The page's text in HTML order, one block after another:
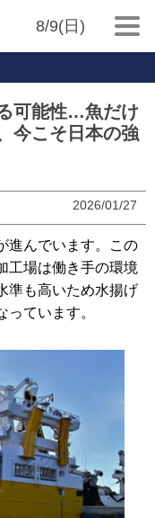
8/9(日)
可能性…魚だけ
今こそ日本の強
2026/01/27
進んでいます。この
工場は働き手の環境
準も高いため水揚げ
ています。